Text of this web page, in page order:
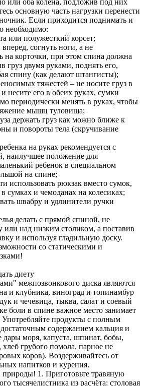
или оба колена, подложив под них
основную часть нагрузки перенести
Если приходится поднимать и
необходимо:
или полужесткий корсет;
согнуть ноги, а не
на корточки, при этом спина должна
груз двумя руками, поднять его,
спину (как делают штангисты);
тяжестей – не носите груз в
несите его в обеих руках, сумки
периодически менять в руках, чтобы
мышц туловища;
держать груз как можно ближе к
и повороты тела (скручивание
на руках рекомендуется с
наилучшее положение для
ребенок в специальном
на спине;
использовать рюкзак вместо сумок,
сумках и чемоданах на колесиках;
швабру и удлинители ручки
делать с прямой спиной, не
над низким столиком, а поставив
и используя гладильную доску.
со статическими и
диету
межпозвонкового диска являются
и клубника, виноград и топинамбур
и чечевица, тыква, салат и соевый
боли в спине важное место занимает
продукты с полным
содержанием кальция и
дары моря, капуста, шпинат, бобы,
грубого помола, парное не
коров). Воздерживайтесь от
напитков и курения.
природы! 1. Приготовьте травяную
тысячелистника из расчёта: столовая